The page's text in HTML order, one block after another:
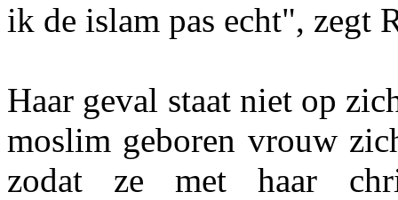
ik de islam pas echt", zegt
Haar geval staat niet op
moslim geboren vrouw
zodat ze met haar